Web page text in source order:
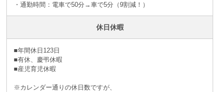
・通勤時間：電車で50分→車で5分（9割減！）
休日休暇
■年間休日123日
■有休、慶弔休暇
■産児育児休暇
※カレンダー通りの休日数ですが、